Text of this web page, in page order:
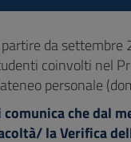
da settembre
coinvolti nel
personale
comunica che dal
la Verifica